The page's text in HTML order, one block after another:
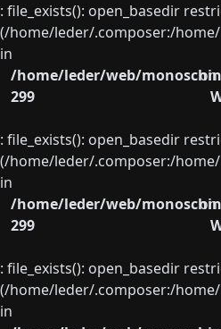
: file_exists(): open_basedir
(/home/leder/.composer:/
in
/home/leder/web/
on
299
: file_exists(): open_basedir
(/home/leder/.composer:/
in
/home/leder/web/
on
299
: file_exists(): open_basedir
(/home/leder/.composer:/
in